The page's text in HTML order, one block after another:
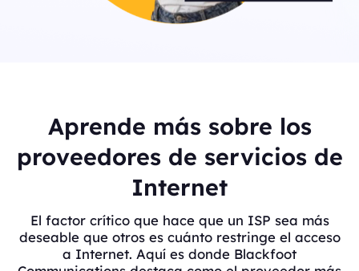
Aprende más sobre los
proveedores de servicios de
Internet
El factor crítico que hace que un ISP sea más
deseable que otros es cuánto restringe el acceso
a Internet. Aquí es donde Blackfoot